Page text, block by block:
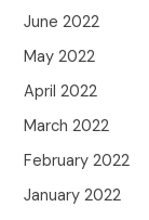
June 2022
May 2022
April 2022
March 2022
February 2022
January 2022